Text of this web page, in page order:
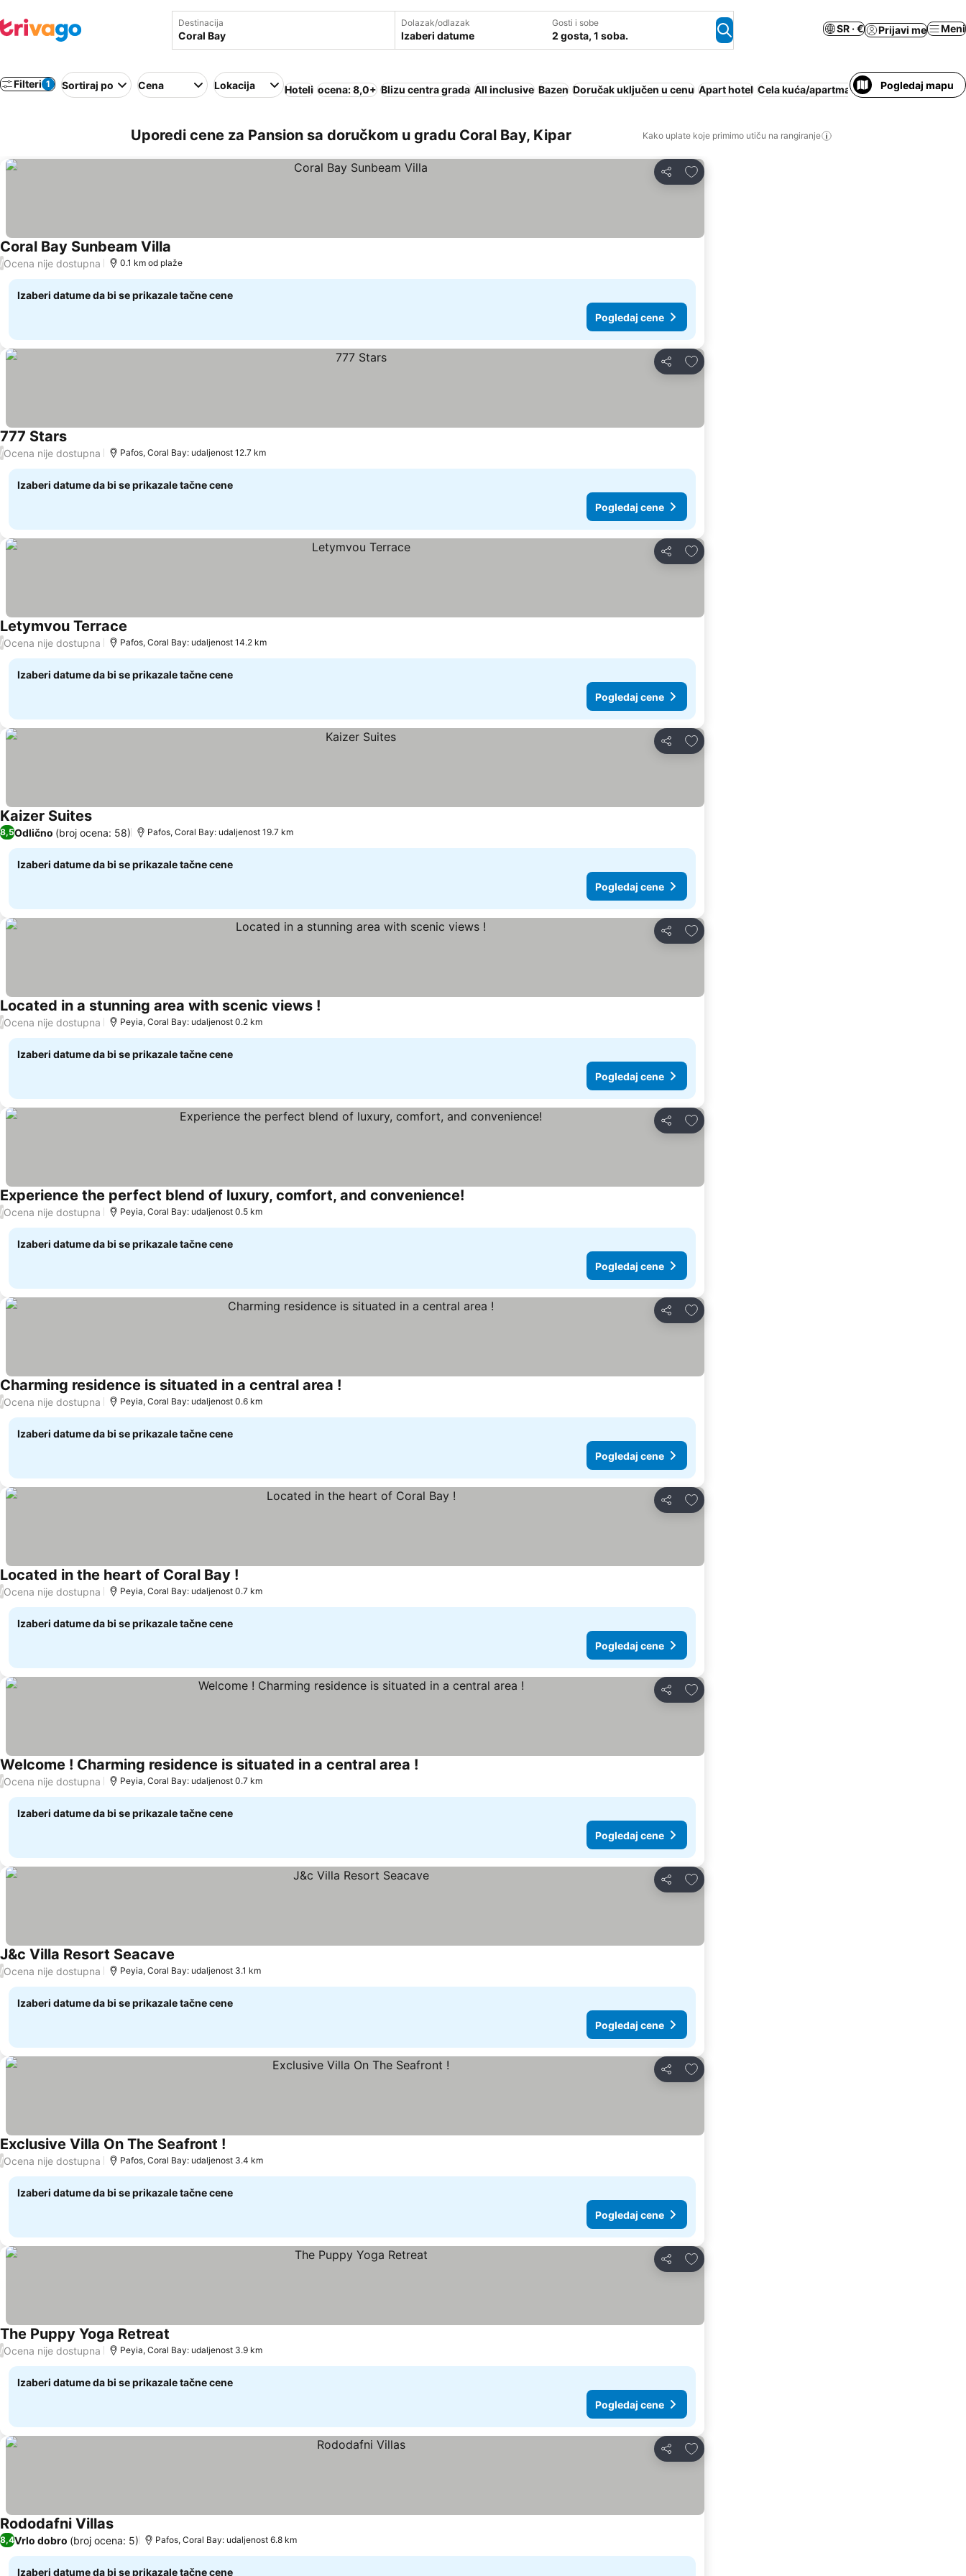
Destinacija Dolazak/odlazak
Izaberi datume
Gosti i sobe
2 gosta, 1 soba.
SR · € Prijavi me Meni
Filteri 1 Sortiraj po Cena Lokacija Hoteli ocena: 8,0+ Blizu centra grada All inclusive Bazen Doručak uključen u cenu Apart hotel Cela kuća/apartman Odmaralište Plaža
Pogledaj mapu
Uporedi cene za Pansion sa doručkom u gradu Coral Bay, Kipar Kako uplate koje primimo utiču na rangiranje
Deli
Dodati u favorite
Coral Bay Sunbeam Villa
/Ocena nije dostupna 0.1 km od plaže
Izaberi datume da bi se prikazale tačne cene
Pogledaj cene
Deli
Dodati u favorite
777 StarsPogledaj cene
/Ocena nije dostupna Pafos, Coral Bay: udaljenost 12.7 km
Izaberi datume da bi se prikazale tačne cene
Pogledaj cene
Deli
Dodati u favorite
Letymvou Terrace
/Ocena nije dostupna Pafos, Coral Bay: udaljenost 14.2 km
Izaberi datume da bi se prikazale tačne cene
Pogledaj cene
Deli
Dodati u favorite
Kaizer SuitesPogledaj cene
8,5Odlično (broj ocena: 58) Pafos, Coral Bay: udaljenost 19.7 km
Izaberi datume da bi se prikazale tačne cene
Pogledaj cene
Deli
Dodati u favorite
Located in a stunning area with scenic views !
/Ocena nije dostupna Peyia, Coral Bay: udaljenost 0.2 km
Izaberi datume da bi se prikazale tačne cene
Pogledaj cene
Deli
Dodati u favorite
Experience the perfect blend of luxury, comfort, and convenience!
/Ocena nije dostupna Peyia, Coral Bay: udaljenost 0.5 km
Izaberi datume da bi se prikazale tačne cene
Pogledaj cene
Deli
Dodati u favorite
Charming residence is situated in a central area !
/Ocena nije dostupna Peyia, Coral Bay: udaljenost 0.6 km
Izaberi datume da bi se prikazale tačne cene
Pogledaj cene
Deli
Dodati u favorite
Located in the heart of Coral Bay !
/Ocena nije dostupna Peyia, Coral Bay: udaljenost 0.7 km
Izaberi datume da bi se prikazale tačne cene
Pogledaj cene
Deli
Dodati u favorite
Welcome ! Charming residence is situated in a central area !
/Ocena nije dostupna Peyia, Coral Bay: udaljenost 0.7 km
Izaberi datume da bi se prikazale tačne cene
Pogledaj cene
Deli
Dodati u favorite
J&c Villa Resort Seacave
/Ocena nije dostupna Peyia, Coral Bay: udaljenost 3.1 km
Izaberi datume da bi se prikazale tačne cene
Pogledaj cene
Deli
Dodati u favorite
Exclusive Villa On The Seafront !
/Ocena nije dostupna Pafos, Coral Bay: udaljenost 3.4 km
Izaberi datume da bi se prikazale tačne cene
Pogledaj cene
Deli
Dodati u favorite
The Puppy Yoga Retreat
/Ocena nije dostupna Peyia, Coral Bay: udaljenost 3.9 km
Izaberi datume da bi se prikazale tačne cene
Pogledaj cene
Deli
Dodati u favorite
Rododafni VillasPogledaj cene
8,4Vrlo dobro (broj ocena: 5) Pafos, Coral Bay: udaljenost 6.8 km
Izaberi datume da bi se prikazale tačne cene